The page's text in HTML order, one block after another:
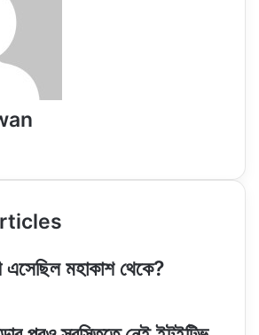
এসেছিল মহাকাশ থেকে?